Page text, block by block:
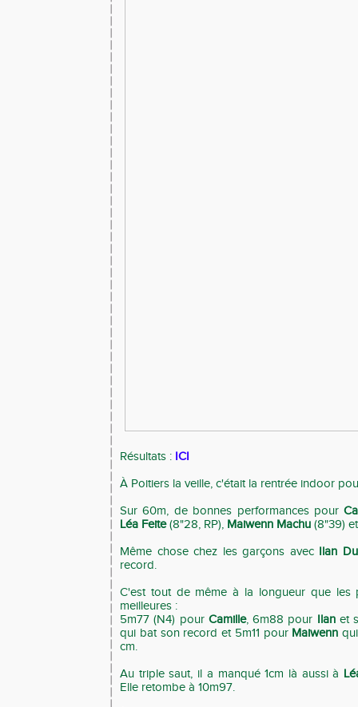
Résultats : ICI
À Poitiers la veille, c'était la rentrée indoor
Sur 60m, de bonnes performances pour
Léa Feite(8"28, RP), Maiwenn Machu (8"39)
Même chose chez les garçons avec Ilan
record.
C'est tout de même à la longueur que les
meilleures :
5m77 (N4) pour Camille, 6m88 pour Ilan et
qui bat son record et 5m11 pour Maiwenn
cm.
Au triple saut, il a manqué 1cm là aussi à
Elle retombe à 10m97.